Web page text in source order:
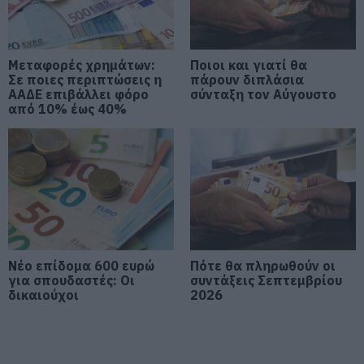
Εύβοιας: Δείτε τι έκαναν
08.08.2026 | 13:00
Α. Ο. Χαλκίς: Πρώτο φιλικό σήμερα
για νέα αγωνιστική περίοδο – Η
ώρα
08.08.2026 | 12:40
Τι γίνεται με τις τσούχτρες στην
Εύβοια;
08.08.2026 | 12:20
Καύσωνας και πολλά μποφόρ
αύριο στην Εύβοια! Συνεδρίασε η
επιτροπή εκτίμησης κινδύνου
08.08.2026 | 12:00
Μεταφορές χρημάτων:
Σε ποιες περιπτώσεις η
ΑΑΔΕ επιβάλλει φόρο
από 10% έως 40%
Ποιοι και γιατί θα
πάρουν διπλάσια
σύνταξη τον Αύγουστο
Νέο επίδομα 600 ευρώ
για σπουδαστές: Οι
δικαιούχοι
Πότε θα πληρωθούν οι
συντάξεις Σεπτεμβρίου
2026